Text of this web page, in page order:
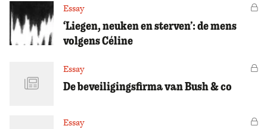
Essay
‘Liegen, neuken en sterven’: de mens
volgens Céline
Essay
De beveiligingsfirma van Bush & co
Essay